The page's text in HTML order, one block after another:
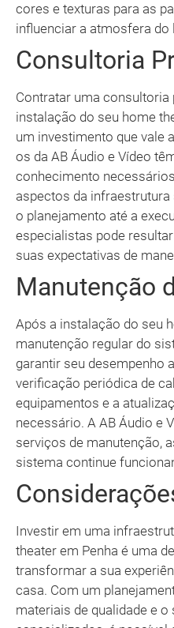
cores e texturas para as
influenciar a atmosfera do
Consultoria
Contratar uma consultoria
instalação do seu home
um investimento que vale
os da AB Áudio e Vídeo
conhecimento
aspectos da
o planejamento até a
especialistas pode
suas expectativas de
Manutenção
Após a instalação do seu
manutenção regular do
garantir seu desempenho
verificação periódica de
equipamentos e a
necessário. A AB Áudio e
serviços de manutenção,
sistema continue
Investir em uma
theater em Penha é uma
transformar a sua
casa. Com um
materiais de qualidade e